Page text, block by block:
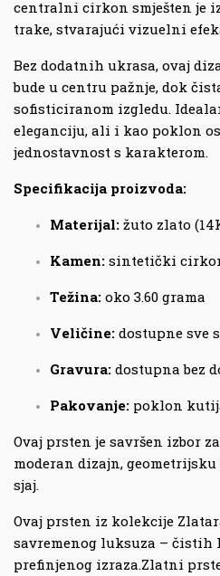
centralni cirkon smješten je
trake, stvarajući vizuelni
Bez dodatnih ukrasa, ovaj
bude u centru pažnje, dok
sofisticiranom izgledu.
eleganciju, ali i kao poklon
jednostavnost s karakterom.
Specifikacija proizvoda:
Materijal: žuto zlato
Kamen: sintetički
Težina: oko 3.60 grama
Veličine: dostupne sve
Gravura: dostupna bez
Pakovanje: poklon
Ovaj prsten je savršen izbor
moderan dizajn,
sjaj.
Ovaj prsten iz kolekcije
savremenog luksuza –
prefinjenog izraza.Zlatni